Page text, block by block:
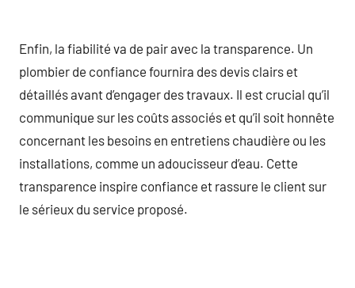
Enfin, la fiabilité va de pair avec la transparence. Un
plombier de confiance fournira des devis clairs et
détaillés avant d’engager des travaux. Il est crucial qu’il
communique sur les coûts associés et qu’il soit honnête
concernant les besoins en entretiens chaudière ou les
installations, comme un adoucisseur d’eau. Cette
transparence inspire confiance et rassure le client sur
le sérieux du service proposé.